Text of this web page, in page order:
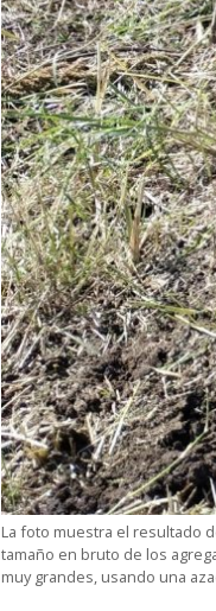
La foto muestra el resultado
tamaño en bruto de los
muy grandes, usando una